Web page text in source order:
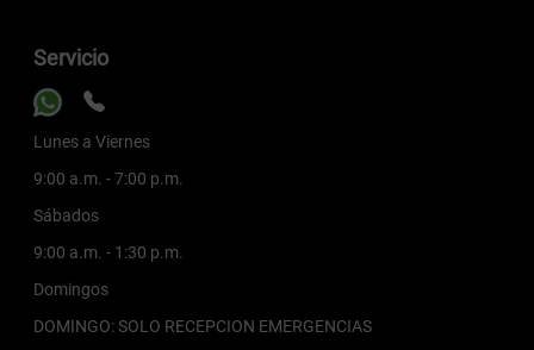
Servicio
Lunes a Viernes
9:00 a.m. - 7:00 p.m.
Sábados
9:00 a.m. - 1:30 p.m.
Domingos
DOMINGO: SOLO RECEPCION EMERGENCIAS